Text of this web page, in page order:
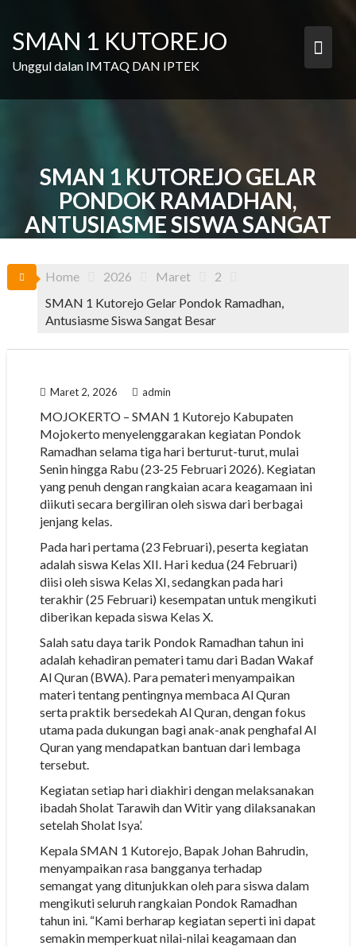
content
SMAN 1 KUTOREJO
Unggul dalan IMTAQ DAN IPTEK
SMAN 1 KUTOREJO GELAR
PONDOK RAMADHAN,
ANTUSIASME SISWA SANGAT
Home 2026 Maret
2
SMAN 1 Kutorejo Gelar Pondok Ramadhan,
Antusiasme Siswa Sangat Besar
Maret 2, 2026 admin
MOJOKERTO – SMAN 1 Kutorejo Kabupaten
Mojokerto menyelenggarakan kegiatan Pondok
Ramadhan selama tiga hari berturut-turut, mulai
Senin hingga Rabu (23-25 Februari 2026). Kegiatan
yang penuh dengan rangkaian acara keagamaan ini
diikuti secara bergiliran oleh siswa dari berbagai
jenjang kelas.
Pada hari pertama (23 Februari), peserta kegiatan
adalah siswa Kelas XII. Hari kedua (24 Februari)
diisi oleh siswa Kelas XI, sedangkan pada hari
terakhir (25 Februari) kesempatan untuk mengikuti
diberikan kepada siswa Kelas X.
Salah satu daya tarik Pondok Ramadhan tahun ini
adalah kehadiran pemateri tamu dari Badan Wakaf
Al Quran (BWA). Para pemateri menyampaikan
materi tentang pentingnya membaca Al Quran
serta praktik bersedekah Al Quran, dengan fokus
utama pada dukungan bagi anak-anak penghafal Al
Quran yang mendapatkan bantuan dari lembaga
tersebut.
Kegiatan setiap hari diakhiri dengan melaksanakan
ibadah Sholat Tarawih dan Witir yang dilaksanakan
setelah Sholat Isya’.
Kepala SMAN 1 Kutorejo, Bapak Johan Bahrudin,
menyampaikan rasa bangganya terhadap
semangat yang ditunjukkan oleh para siswa dalam
mengikuti seluruh rangkaian Pondok Ramadhan
tahun ini. “Kami berharap kegiatan seperti ini dapat
semakin memperkuat nilai-nilai keagamaan dan